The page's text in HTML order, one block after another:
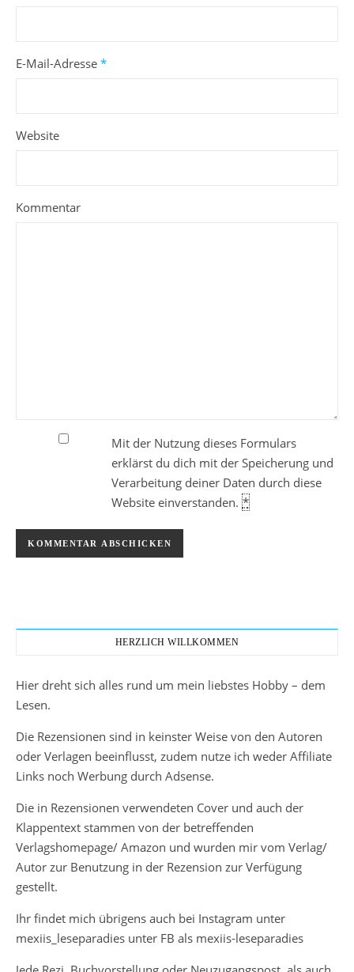
E-Mail-Adresse *
Website
Kommentar
Mit der Nutzung dieses Formulars
erklärst du dich mit der Speicherung und
Verarbeitung deiner Daten durch diese
Website einverstanden. *
HERZLICH WILLKOMMEN
Hier dreht sich alles rund um mein liebstes Hobby – dem
Lesen.
Die Rezensionen sind in keinster Weise von den Autoren
oder Verlagen beeinflusst, zudem nutze ich weder Affiliate
Links noch Werbung durch Adsense.
Die in Rezensionen verwendeten Cover und auch der
Klappentext stammen von der betreffenden
Verlagshomepage/ Amazon und wurden mir vom Verlag/
Autor zur Benutzung in der Rezension zur Verfügung
gestellt.
Ihr findet mich übrigens auch bei Instagram unter
mexiis_leseparadies unter FB als mexiis-leseparadies